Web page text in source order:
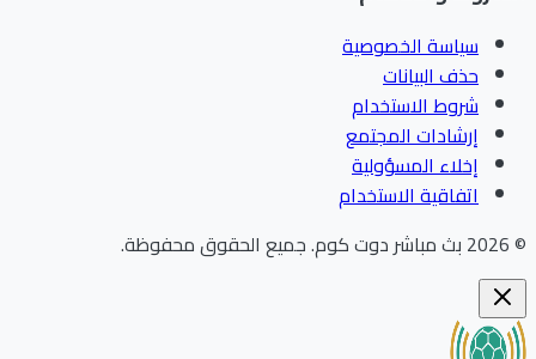
سياسة الخصوصية
حذف البيانات
شروط الاستخدام
إرشادات المجتمع
إخلاء المسؤولية
اتفاقية الاستخدام
بث مباشر دوت كوم.جميع الحقوق محفوظة.